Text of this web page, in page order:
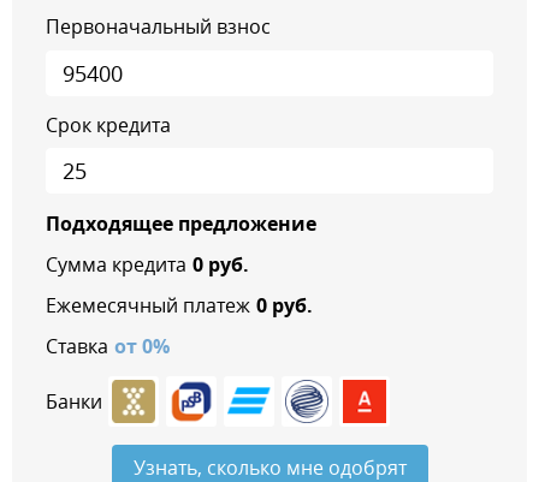
Первоначальный взнос
Срок кредита
Подходящее предложение
Сумма кредита 0руб.
Ежемесячный платеж 0руб.
Ставка от0%
Банки
Узнать, сколько мне одобрят